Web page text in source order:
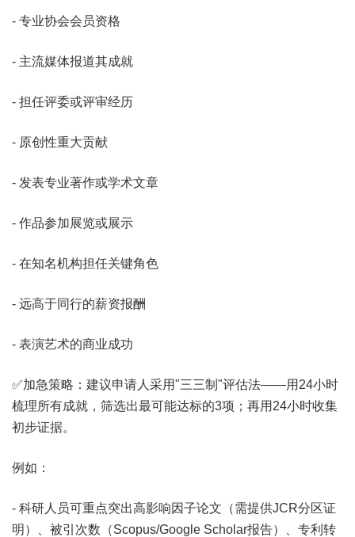
- 专业协会会员资格
- 主流媒体报道其成就
- 担任评委或评审经历
- 原创性重大贡献
- 发表专业著作或学术文章
- 作品参加展览或展示
- 在知名机构担任关键角色
- 远高于同行的薪资报酬
- 表演艺术的商业成功
✅加急策略：建议申请人采用"三三制"评估法——用24小时
梳理所有成就，筛选出最可能达标的3项；再用24小时收集
初步证据。
例如：
- 科研人员可重点突出高影响因子论文（需提供JCR分区证
明）、被引次数（Scopus/Google Scholar报告）、专利转